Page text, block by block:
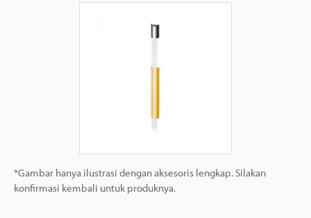
*Gambar hanya ilustrasi dengan aksesoris lengkap. Silakan
konfirmasi kembali untuk produknya.